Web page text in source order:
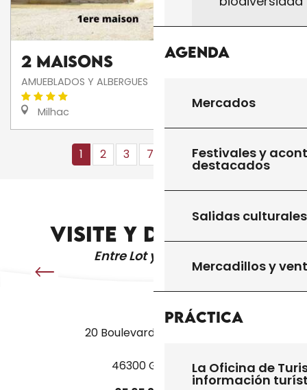
Agenda
Mercados
Festivales y
destacados
Salidas culturales
Mercadillos y
Práctica
La Oficina de
información
2 maisons
AMUEBLADOS Y ALBERGUES
Milhac
1 2 3 7+ 14+ 22 ❯ ❯❯
VISITE Y DESCUBRA
Entre Lot y Dordoña
20 Boulevard des Martyrs
46300 Gourdon